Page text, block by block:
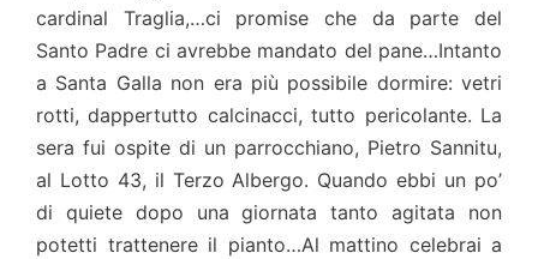
cardinal Traglia,…ci promise che da parte del
Santo Padre ci avrebbe mandato del pane…Intanto
a Santa Galla non era più possibile dormire: vetri
rotti, dappertutto calcinacci, tutto pericolante. La
sera fui ospite di un parrocchiano, Pietro Sannitu,
al Lotto 43, il Terzo Albergo. Quando ebbi un po’
di quiete dopo una giornata tanto agitata non
potetti trattenere il pianto…Al mattino celebrai a